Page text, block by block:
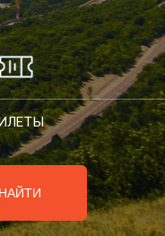
НАЙТИ